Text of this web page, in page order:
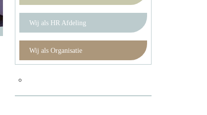
Wij als HR Afdeling
Wij als Organisatie